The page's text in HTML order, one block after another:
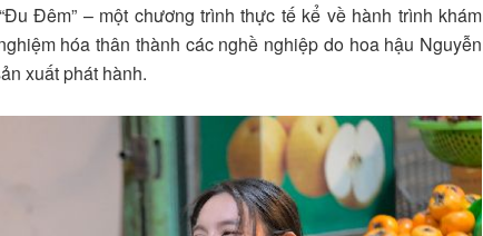
Đêm” – một chương trình thực tế kể về hành trình khám
hóa thân thành các nghề nghiệp do hoa hậu Nguyễn
xuất phát hành.